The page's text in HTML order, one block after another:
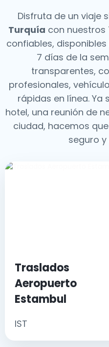
Disfruta de un viaje
Turquía con
confiables,
7 días de la
transparentes,
profesionales,
rápidas en línea. Ya
hotel, una reunión de
ciudad, hacemos
seguro
Traslados
Aeropuerto
Estambul
IST